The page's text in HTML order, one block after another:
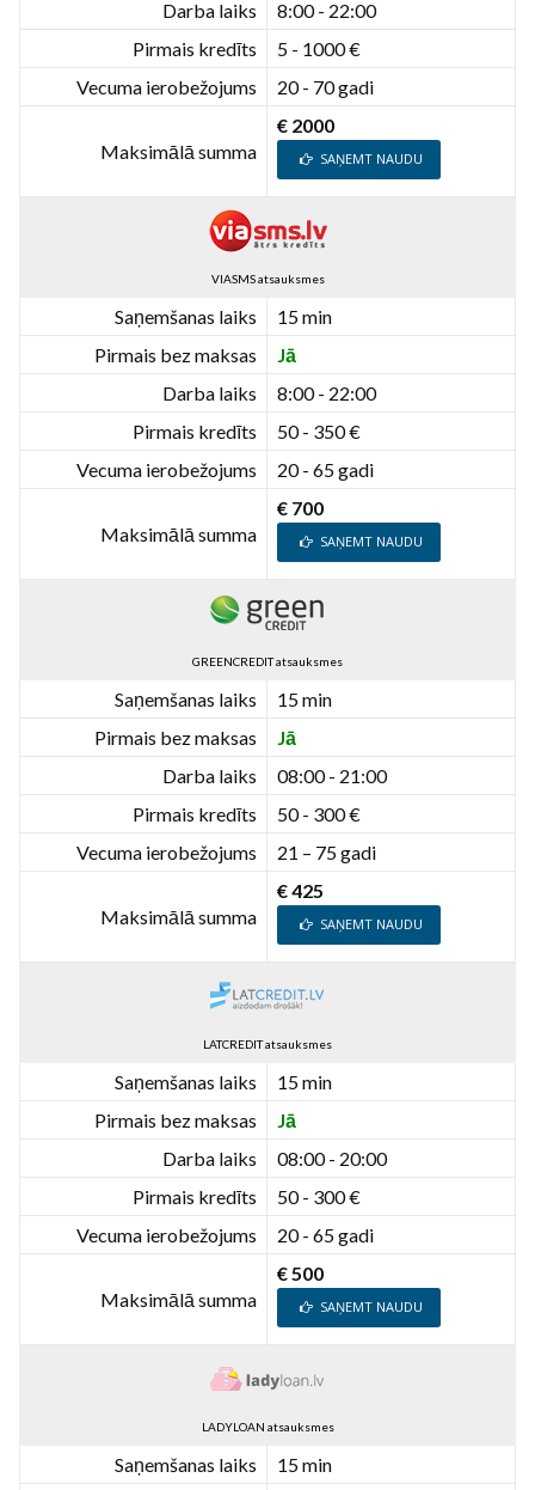
Darba laiks
8:00 - 22:00
Pirmais kredīts
5 - 1000 €
Vecuma ierobežojums
20 - 70 gadi
Maksimālā summa
€ 2000
SAŅEMT NAUDU
VIASMS atsauksmes
Saņemšanas laiks
15 min
Pirmais bez maksas
Jā
Darba laiks
8:00 - 22:00
Pirmais kredīts
50 - 350 €
Vecuma ierobežojums
20 - 65 gadi
Maksimālā summa
€ 700
SAŅEMT NAUDU
GREENCREDIT atsauksmes
Saņemšanas laiks
15 min
Pirmais bez maksas
Jā
Darba laiks
08:00 - 21:00
Pirmais kredīts
50 - 300 €
Vecuma ierobežojums
21 – 75 gadi
Maksimālā summa
€ 425
SAŅEMT NAUDU
LATCREDIT atsauksmes
Saņemšanas laiks
15 min
Pirmais bez maksas
Jā
Darba laiks
08:00 - 20:00
Pirmais kredīts
50 - 300 €
Vecuma ierobežojums
20 - 65 gadi
Maksimālā summa
€ 500
SAŅEMT NAUDU
LADYLOAN atsauksmes
Saņemšanas laiks
15 min